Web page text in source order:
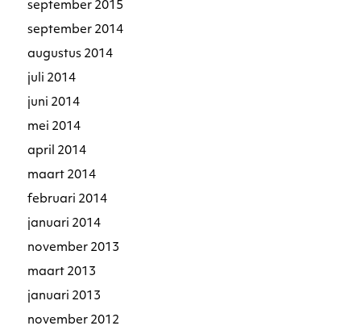
september 2015
september 2014
augustus 2014
juli 2014
juni 2014
mei 2014
april 2014
maart 2014
februari 2014
januari 2014
november 2013
maart 2013
januari 2013
november 2012